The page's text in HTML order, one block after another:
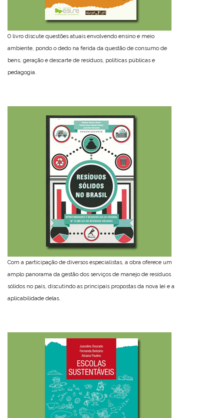
O livro discute questões atuais envolvendo ensino e meio
ambiente, pondo o dedo na ferida da questão de consumo de
bens, geração e descarte de resíduos, políticas públicas e
pedagogia.
Com a participação de diversos especialistas, a obra oferece um
amplo panorama da gestão dos serviços de manejo de resíduos
sólidos no país, discutindo as principais propostas da nova lei e a
aplicabilidade delas.